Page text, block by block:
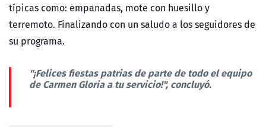
típicas como: empanadas, mote con huesillo y
terremoto. Finalizando con un saludo a los seguidores de
su programa.
"¡Felices fiestas patrias de parte de todo el equipo
de Carmen Gloria a tu servicio!", concluyó.